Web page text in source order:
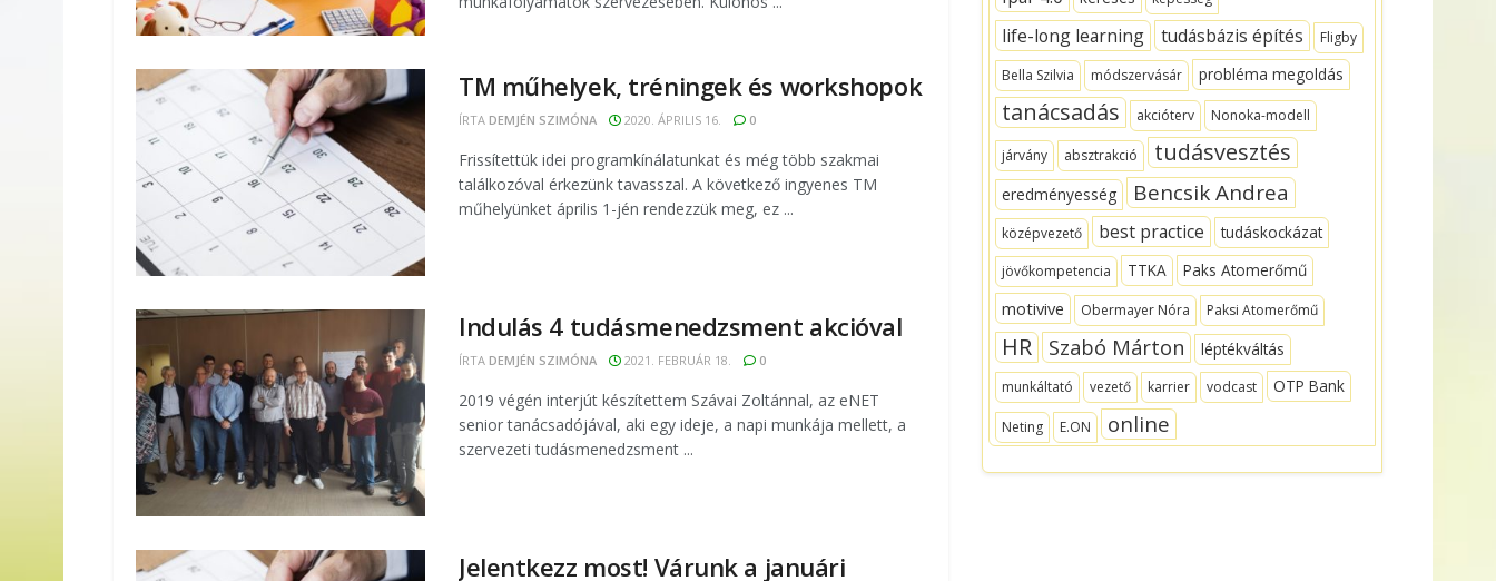
TM műhelyek, tréningek és workshopok
ÍRTA DEMJÉN SZIMÓNA 2020. ÁPRILIS 16. 0
Frissítettük idei programkínálatunkat és még több szakmai
találkozóval érkezünk tavasszal. A következő ingyenes TM
műhelyünket április 1-jén rendezzük meg, ez ...
Indulás 4 tudásmenedzsment akcióval
ÍRTA DEMJÉN SZIMÓNA 2021. FEBRUÁR 18. 0
2019 végén interjút készítettem Szávai Zoltánnal, az eNET
senior tanácsadójával, aki egy ideje, a napi munkája mellett, a
szervezeti tudásmenedzsment ...
Jelentkezz most! Várunk a januári
life-long learning tudásbázis építés
Fligby
Bella Szilvia
módszervásár probléma megoldás
tanácsadás akcióterv Nonoka-modell
járvány absztrakció tudásvesztés
eredményesség Bencsik Andrea
középvezető best practice tudáskockázat
jövőkompetencia TTKA Paks Atomerőmű
motivive Obermayer Nóra Paksi Atomerőmű
HR Szabó Márton léptékváltás
munkáltató vezető karrier vodcast OTP Bank
Neting E.ON online